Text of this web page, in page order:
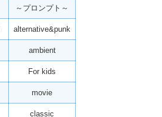
～プロンプト～
alternative&punk
ambient
For kids
movie
classic